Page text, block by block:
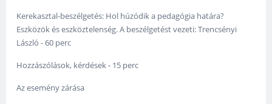
Kerekasztal-beszélgetés: Hol húzódik a pedagógia határa?
Eszközök és eszköztelenség. A beszélgetést vezeti: Trencsényi
László - 60 perc
Hozzászólások, kérdések - 15 perc
Az esemény zárása